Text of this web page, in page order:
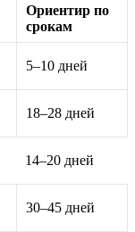
Ориентир по
срокам
5–10 дней
18–28 дней
14–20 дней
30–45 дней